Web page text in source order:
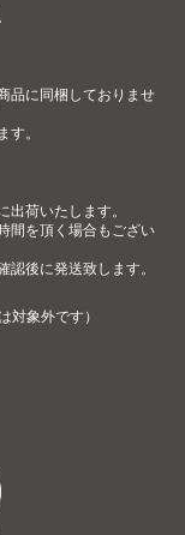
品に同梱しておりませ
す。
出荷いたします。
間を頂く場合もござい
後に発送致します。
対象外です）